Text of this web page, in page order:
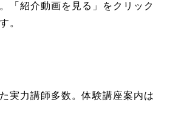
「紹介動画を見る」をクリック
。
実力講師多数。体験講座案内は